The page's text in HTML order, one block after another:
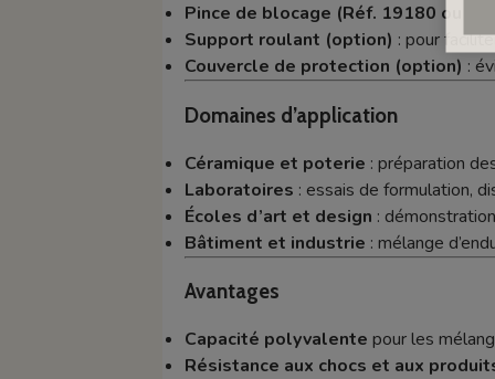
Pince de blocage (Réf. 19180 ou
Support roulant (option) : pour
Couvercle de protection (option) :
Domaines d’application
Céramique et poterie : préparation
Laboratoires : essais de formulation,
Écoles d’art et design :
Bâtiment et industrie : mélange
Avantages
Capacité polyvalente pour les
Résistance aux chocs et aux